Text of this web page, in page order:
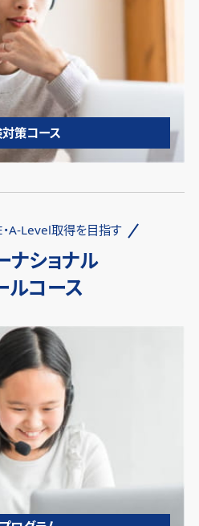
策コース
A-Level取得を目指す
ナショナル
ルコース